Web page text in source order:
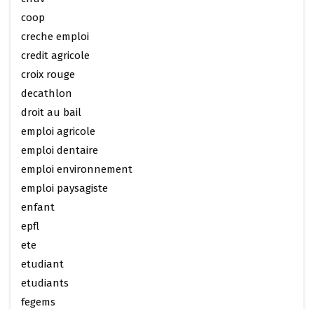
coop
creche emploi
credit agricole
croix rouge
decathlon
droit au bail
emploi agricole
emploi dentaire
emploi environnement
emploi paysagiste
enfant
epfl
ete
etudiant
etudiants
fegems